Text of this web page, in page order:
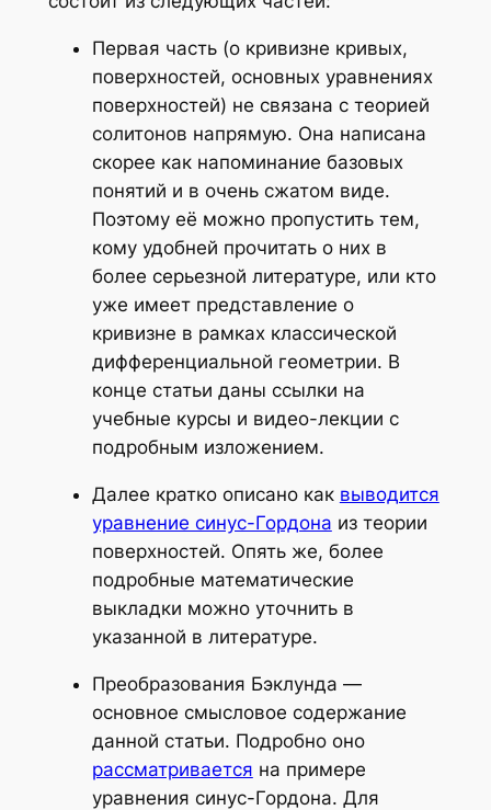
Первая часть (о кривизне кривых,
поверхностей, основных уравнениях
поверхностей) не связана с теорией
солитонов напрямую. Она написана
скорее как напоминание базовых
понятий и в очень сжатом виде.
Поэтому её можно пропустить тем,
кому удобней прочитать о них в
более серьезной литературе, или кто
уже имеет представление о
кривизне в рамках классической
дифференциальной геометрии. В
конце статьи даны ссылки на
учебные курсы и видео-лекции с
подробным изложением.
Далее кратко описано как выводится
уравнение синус-Гордона из теории
поверхностей. Опять же, более
подробные математические
выкладки можно уточнить в
указанной в литературе.
Преобразования Бэклунда —
основное смысловое содержание
данной статьи. Подробно оно
рассматривается на примере
уравнения синус-Гордона. Для